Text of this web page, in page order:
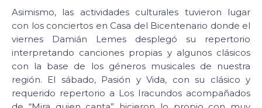
Asimismo, las actividades culturales tuvieron lugar
con los conciertos en Casa del Bicentenario donde el
viernes Damián Lemes desplegó su repertorio
interpretando canciones propias y algunos clásicos
con la base de los géneros musicales de nuestra
región. El sábado, Pasión y Vida, con su clásico y
requerido repertorio a Los Iracundos acompañados